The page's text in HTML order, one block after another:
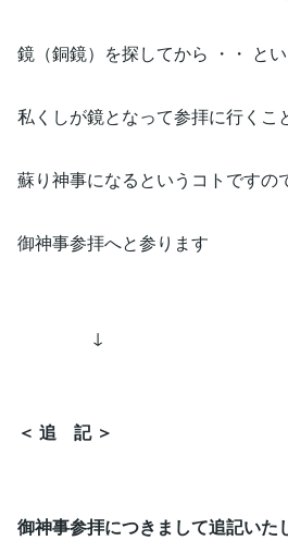
鏡（銅鏡）を探してから ・・ と
私くしが鏡となって参拝に行くこ
蘇り神事になるというコトですの
御神事参拝へと参ります
↓
＜ 追 記 ＞
御神事参拝につきまして追記いた